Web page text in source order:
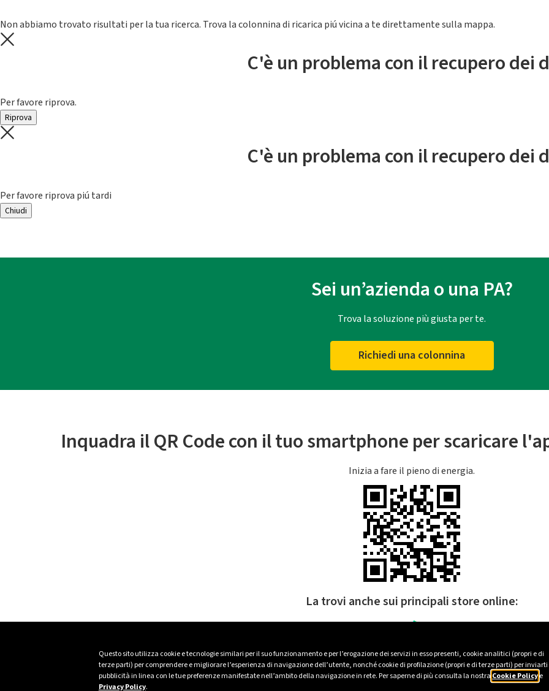
Questo sito utilizza cookie e tecnologie similari per il suo funzionamento e per l’erogazione dei servizi in esso presenti, cookie analitici (propri e di
terze parti) per comprendere e migliorare l’esperienza di navigazione dell’utente, nonché cookie di profilazione (propri e di terze parti) per inviarti
pubblicità in linea con le tue preferenze manifestate nell’ambito della navigazione in rete. Per saperne di più consulta la nostra Cookie Policye
Privacy Policy.
Non abbiamo trovato risultati per la tua ricerca. Trova la colonnina di ricarica piú vicina a te direttamente sulla mappa.
C'è un problema con il recupero dei
Per favore riprova.
Riprova
C'è un problema con il recupero dei
Per favore riprova piú tardi
Chiudi
Sei un’azienda o una PA?
Trova la soluzione più giusta per te.
Richiedi una colonnina
Inquadra il QR Code con il tuo smartphone per scaricare
Inizia a fare il pieno di energia.
La trovi anche sui principali store online: